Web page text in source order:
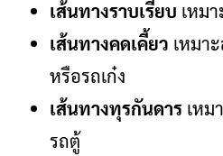
เส้นทางราบเรียบ เหม
เส้นทางคดเคี้ยว เหมา
หรือรถเก๋ง
เส้นทางทุรกันดาร เหม
รถตู้